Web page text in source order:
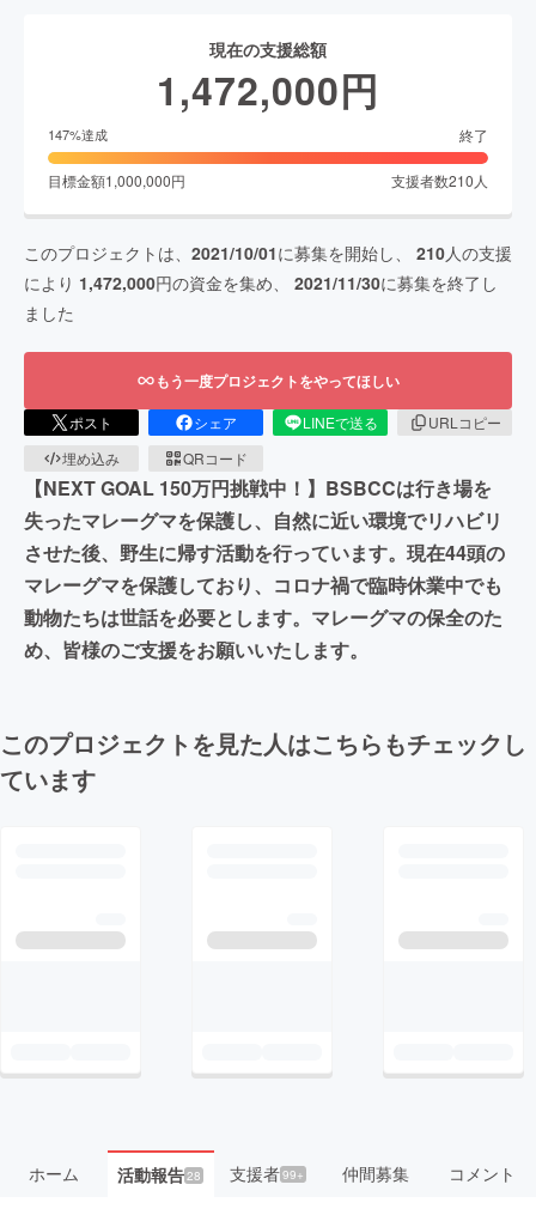
現在の支援総額
1,472,000円
147%達成 終了
目標金額1,000,000円 支援者数210 人
このプロジェクトは、 2021/10/01に募集を開始し、 210人の支援
により 1,472,000円の資金を集め、 2021/11/30に募集を終了し
ました
もう一度プロジェクトをやってほしい
ポスト シェア LINEで送る
URLコピー
埋め込み
QRコード
【NEXT GOAL 150万円挑戦中！】BSBCCは行き場を
失ったマレーグマを保護し、自然に近い環境でリハビリ
させた後、野生に帰す活動を行っています。現在44頭の
マレーグマを保護しており、コロナ禍で臨時休業中でも
動物たちは世話を必要とします。マレーグマの保全のた
め、皆様のご支援をお願いいたします。
このプロジェクトを見た人はこちらもチェックし
ています
ホーム 活動報告28 支援者99+ 仲間募集 コメント